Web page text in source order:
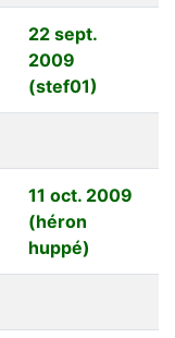
22 sept.
2009
(stef01)
11 oct. 2009
(héron
huppé)